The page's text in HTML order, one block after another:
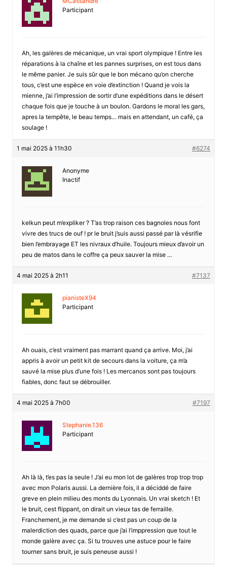
Participant
Ah, les galères de mécanique, un vrai sport olympique ! Entre les
réparations à la chaîne et les pannes surprises, on est tous dans
le même panier. Je suis sûr que le bon mécano qu’on cherche
tous, c’est une espèce en voie d’extinction ! Quand je vois la
mienne, j’ai l’impression de sortir d’une expéditions dans le désert
chaque fois que je touche à un boulon. Gardons le moral les gars,
apres la tempête, le beau temps… mais en attendant, un café, ça
soulage !
1 mai 2025 à 11h30 #6274
Anonyme
Inactif
kelkun peut m’expliker ? T’as trop raison ces bagnoles nous font
vivre des trucs de ouf ! pr le bruit j’suis aussi passé par là vésrifie
bien l’embrayage ET les nivraux d’huile. Toujours mieux d’avoir un
peu de matos dans le coffre ça peux sauver la mise …
4 mai 2025 à 2h11 #7137
pianisteX94
Participant
Ah ouais, c’est vraiment pas marrant quand ça arrive. Moi, j’ai
appris à avoir un petit kit de secours dans la voiture, ça m’a
sauvé la mise plus d’une fois ! Les mercanos sont pas toujours
fiables, donc faut se débrouiller.
4 mai 2025 à 7h00 #7197
Stephanie.136
Participant
Ah là là, t’es pas la seule ! J’ai eu mon lot de galères trop trop trop
avec mon Polaris aussi. La dernière fois, il a déciddé de faire
greve en plein milieu des monts du Lyonnais. Un vrai sketch ! Et
le bruit, cest flippant, on dirait un vieux tas de ferraille.
Franchement, je me demande si c’est pas un coup de la
malerdiction des quads, parce que j’ai l’imppression que tout le
monde galère avec ça. Si tu trouves une astuce pour le faire
tourner sans bruit, je suis peneuse aussi !